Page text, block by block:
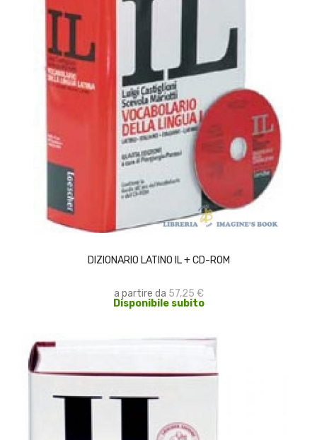
DIZIONARIO LATINO IL + CD-ROM
a partire da 57,25 €
Disponibile subito
SCEGLI